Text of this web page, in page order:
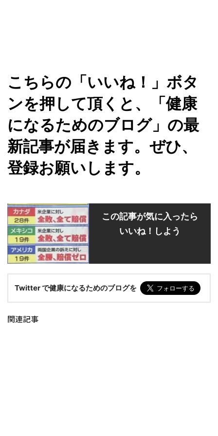
こちらの「いいね！」ボタ
ンを押して頂くと、「健康
になるためのブログ」の最
新記事が届きます。ぜひ、
登録お願いします。
この記事が気に入ったら
いいね！しよう
Twitter で健康になるためのブログを
関連記事